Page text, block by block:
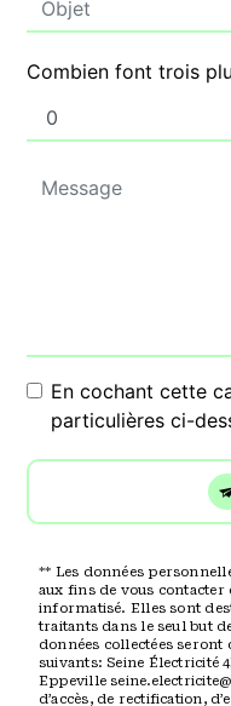
Combien font trois
En cochant cette
particulières ci-
** Les données
aux fins de vous
informatisé. Elles sont
traitants dans le seul but
données collectées seront
suivants: Seine Électricité
Eppeville
d’accès, de rectification,